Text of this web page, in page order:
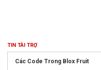
TIN TÀI TRỢ
Các Code Trong Blox Fruit